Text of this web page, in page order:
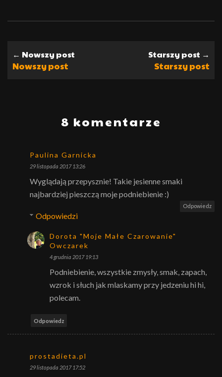
← Nowszy post
Nowszy post
Starszy post →
Starszy post
8 komentarze
Paulina Garnicka
29 listopada 2017 13:26
Wyglądają przepysznie! Takie jesienne smaki
najbardziej pieszczą moje podniebienie :)
Odpowiedz
Odpowiedzi
Dorota "Moje Małe Czarowanie"
Owczarek
4 grudnia 2017 19:13
Podniebienie, wszystkie zmysły, smak, zapach,
wzrok i słuch jak mlaskamy przy jedzeniu hi hi,
polecam.
Odpowiedz
prostadieta.pl
29 listopada 2017 17:52